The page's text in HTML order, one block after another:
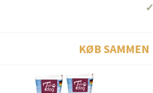
✓
KØB SAMMEN